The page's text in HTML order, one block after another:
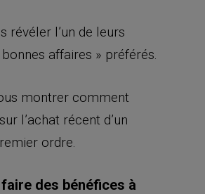
révéler l’un de leurs
affaires » préférés.
montrer comment
l’achat récent d’un
ordre.
des bénéfices à